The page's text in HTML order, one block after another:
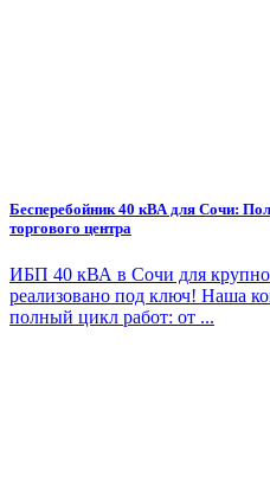
Бесперебойник 40 кВА для Сочи:
торгового центра
ИБП 40 кВА в Сочи для
реализовано под ключ! Наша
полный цикл работ: от ...